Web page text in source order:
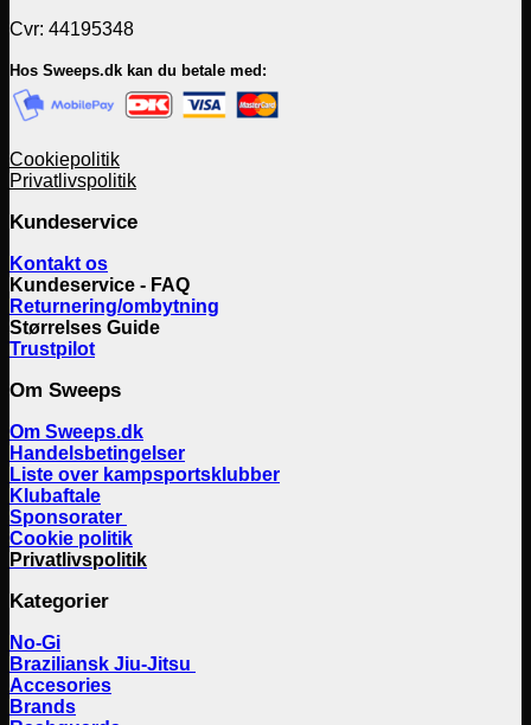
Cvr: 44195348
Hos Sweeps.dk kan du betale med:
Cookiepolitik
Privatlivspolitik
Kundeservice
Kontakt os
Kundeservice - FAQ
Returnering/ombytning
Størrelses Guide
Trustpilot
Om Sweeps
Om Sweeps.dk
Handelsbetingelser
Liste over kampsportsklubber
Klubaftale
Sponsorater
Cookie politik
Privatlivspolitik
Kategorier
No-Gi
Braziliansk Jiu-Jitsu
Accesories
Brands